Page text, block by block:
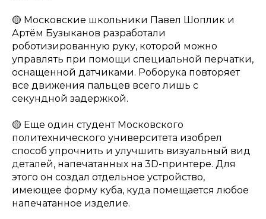
🟡 Московские школьники Павел Шоплик и
Артём Бузыканов разработали
роботизированную руку, которой можно
управлять при помощи специальной перчатки,
оснащенной датчиками. Роборука повторяет
все движения пальцев всего лишь с
секундной задержкой.
🟡 Еще один студент Московского
политехнического университета изобрел
способ упрочнить и улучшить визуальный вид
деталей, напечатанных на 3D-принтере. Для
этого он создал отдельное устройство,
имеющее форму куба, куда помещается любое
напечатанное изделие.